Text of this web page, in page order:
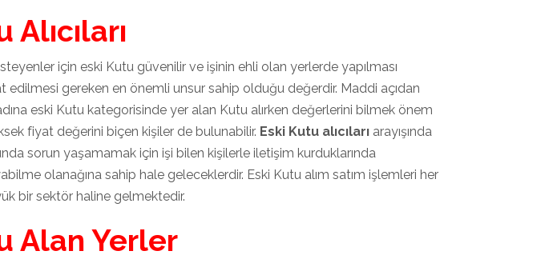
için eski Kutu güvenilir ve işinin ehli olan yerlerde yapılması
edilmesi gereken en önemli unsur sahip olduğu değerdir. Maddi açıdan
eski Kutu kategorisinde yer alan Kutu alırken değerlerini bilmek önem
fiyat değerini biçen kişiler de bulunabilir. Eski Kutu alıcıları arayışında
sorun yaşamamak için işi bilen kişilerle iletişim kurduklarında
olanağına sahip hale geleceklerdir. Eski Kutu alım satım işlemleri her
bir sektör haline gelmektedir.
Alan Yerler